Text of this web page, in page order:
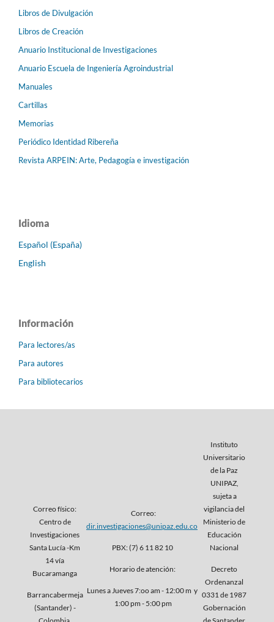
Libros de Divulgación
Libros de Creación
Anuario Institucional de Investigaciones
Anuario Escuela de Ingeniería Agroindustrial
Manuales
Cartillas
Memorias
Periódico Identidad Ribereña
Revista ARPEIN: Arte, Pedagogía e investigación
Idioma
Español (España)
English
Información
Para lectores/as
Para autores
Para bibliotecarios
Correo físico:
Centro de
Investigaciones
Santa Lucía -Km
14 vía
Bucaramanga
Barrancabermeja
(Santander) -
Correo:
dir.investigaciones@unipaz.edu.co
PBX: (7) 6 11 82 10
Horario de atención:
Lunes a Jueves 7:oo am - 12:00 m y
1:00 pm - 5:00 pm
Instituto
Universitario
de la Paz
UNIPAZ,
sujeta a
vigilancia del
Ministerio de
Educación
Nacional
Decreto
Ordenanzal
0331 de 1987
Gobernación